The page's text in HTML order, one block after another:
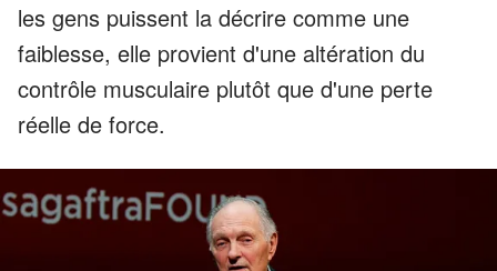
les gens puissent la décrire comme une
faiblesse, elle provient d'une altération du
contrôle musculaire plutôt que d'une perte
réelle de force.